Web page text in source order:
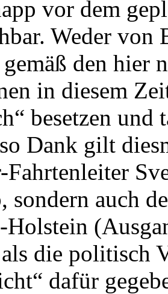
vor dem
Weder
den hier
in diesem
besetzen
Dank gilt
Fahrtenleiter
sondern auch
Holstein
die politisch
dafür